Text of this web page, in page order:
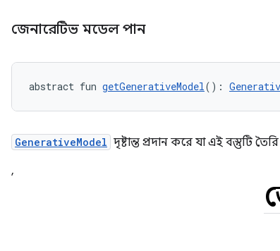
জেনারেটিভ মডেল পান
abstract fun getGenerativeModel():
GenerativeModel দৃষ্টান্ত প্রদান করে যা এই বস্তুটি
,